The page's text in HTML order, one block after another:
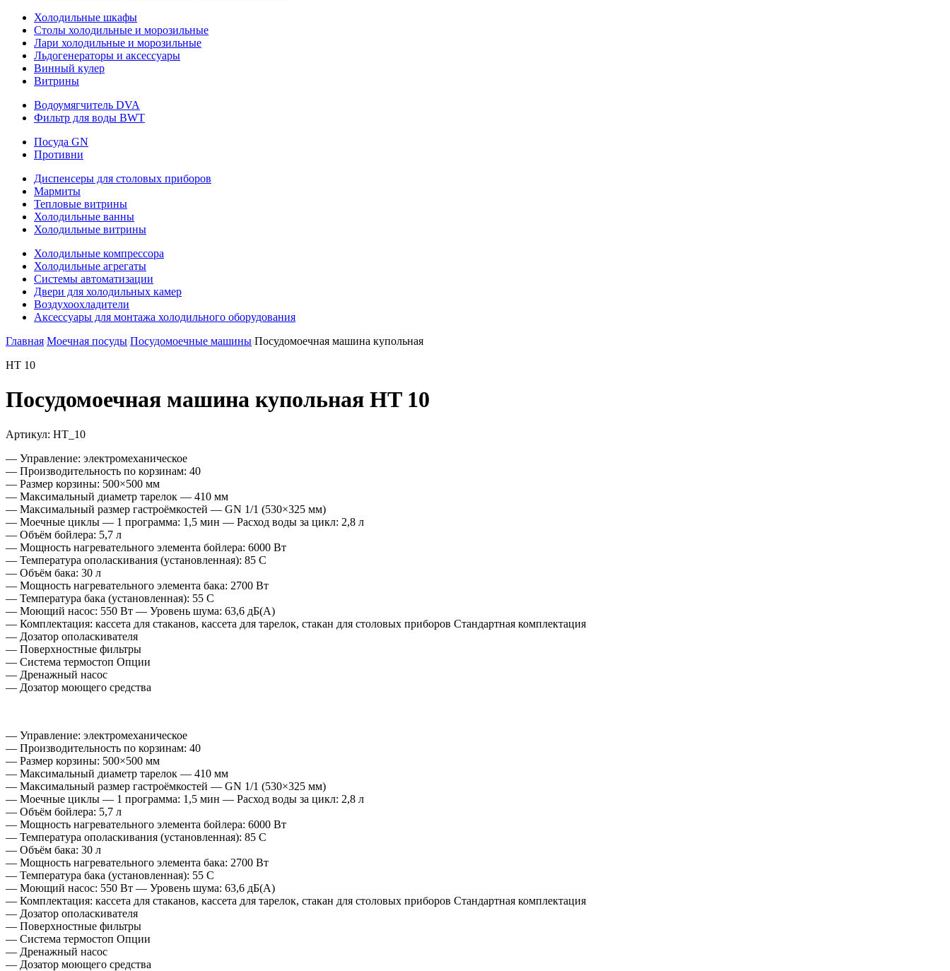
Холодильные шкафы
Столы холодильные и морозильные
Лари холодильные и морозильные
Льдогенераторы и аксессуары
Винный кулер
Витрины
Водоумягчитель DVA
Фильтр для воды BWT
Посуда GN
Противни
Диспенсеры для столовых приборов
Мармиты
Тепловые витрины
Холодильные ванны
Холодильные витрины
Холодильные компрессора
Холодильные агрегаты
Системы автоматизации
Двери для холодильных камер
Воздухоохладители
Аксессуары для монтажа холодильного оборудования
Главная Моечная посуды Посудомоечные машины Посудомоечная машина купольная
HT 10
Посудомоечная машина купольная HT 10
Артикул: HT_10
— Управление: электромеханическое
— Производительность по корзинам: 40
— Размер корзины: 500×500 мм
— Максимальный диаметр тарелок — 410 мм
— Максимальный размер гастроёмкостей — GN 1/1 (530×325 мм)
— Моечные циклы — 1 программа: 1,5 мин — Расход воды за цикл: 2,8 л
— Объём бойлера: 5,7 л
— Мощность нагревательного элемента бойлера: 6000 Вт
— Температура ополаскивания (установленная): 85 C
— Объём бака: 30 л
— Мощность нагревательного элемента бака: 2700 Вт
— Температура бака (установленная): 55 C
— Моющий насос: 550 Вт — Уровень шума: 63,6 дБ(A)
— Комплектация: кассета для стаканов, кассета для тарелок, стакан для столовых приборов Стандартная комплектация
— Дозатор ополаскивателя
— Поверхностные фильтры
— Система термостоп Опции
— Дренажный насос
— Дозатор моющего средства
— Управление: электромеханическое
— Производительность по корзинам: 40
— Размер корзины: 500×500 мм
— Максимальный диаметр тарелок — 410 мм
— Максимальный размер гастроёмкостей — GN 1/1 (530×325 мм)
— Моечные циклы — 1 программа: 1,5 мин — Расход воды за цикл: 2,8 л
— Объём бойлера: 5,7 л
— Мощность нагревательного элемента бойлера: 6000 Вт
— Температура ополаскивания (установленная): 85 C
— Объём бака: 30 л
— Мощность нагревательного элемента бака: 2700 Вт
— Температура бака (установленная): 55 C
— Моющий насос: 550 Вт — Уровень шума: 63,6 дБ(A)
— Комплектация: кассета для стаканов, кассета для тарелок, стакан для столовых приборов Стандартная комплектация
— Дозатор ополаскивателя
— Поверхностные фильтры
— Система термостоп Опции
— Дренажный насос
— Дозатор моющего средства